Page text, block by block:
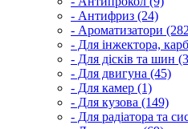
- Антифриз (24)
- Ароматизатори
- Для інжектора,
- Для дісків та шин
- Для двигуна (45)
- Для камер (1)
- Для кузова (149)
- Для радіатора та